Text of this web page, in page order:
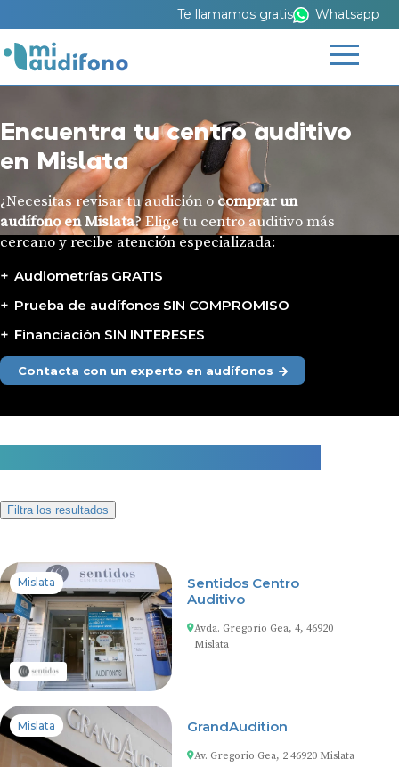
Te llamamos gratis Whatsapp
Encuentra tu centro auditivo
en Mislata
¿Necesitas revisar tu audición o comprar un
audífono en Mislata? Elige tu centro auditivo más
cercano y recibe atención especializada:
Audiometrías GRATIS
Prueba de audífonos SIN COMPROMISO
Financiación SIN INTERESES
Contacta con un experto en audífonos
5 centros auditivos en Mislata
Filtra los resultados
Mislata
Sentidos Centro
Auditivo
Avda. Gregorio Gea, 4, 46920
Mislata
Mislata GrandAudition
Av. Gregorio Gea, 2 46920 Mislata